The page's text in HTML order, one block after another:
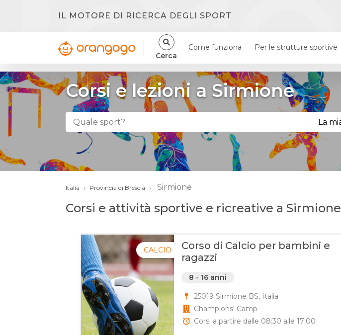
IL MOTORE DI RICERCA DEGLI SPORT
Cerca
Come funziona Per le strutture sportive
Corsi e lezioni a Sirmione
Italia Provincia di Brescia Sirmione
Corsi e attività sportive e ricreative a Sirmione
CALCIO
Corso di Calcio per bambini e
ragazzi
8 - 16 anni
25019 Sirmione BS, Italia
Champions' Camp
Corsi a partire dalle 08:30 alle 17:00